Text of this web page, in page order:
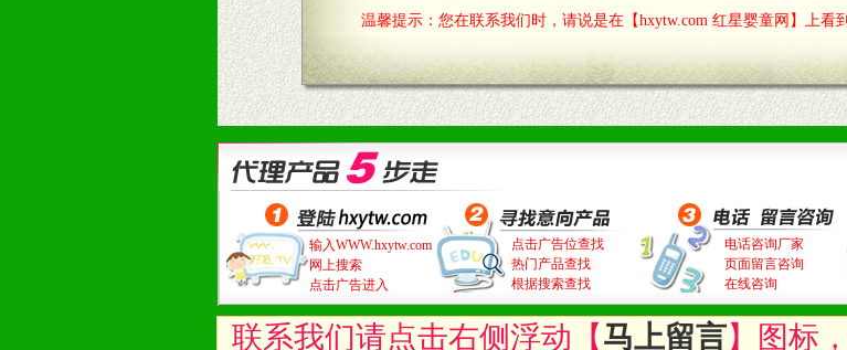
温馨提示：您在联系我们时，请说是在【hxytw.com 红星婴童网】上看
输入WWW.hxytw.com
网上搜索
点击广告进入
点击广告位查找
热门产品查找
根据搜索查找
电话咨询厂家
页面留言咨询
在线咨询
联系我们请点击右侧浮动【马上留言】图标